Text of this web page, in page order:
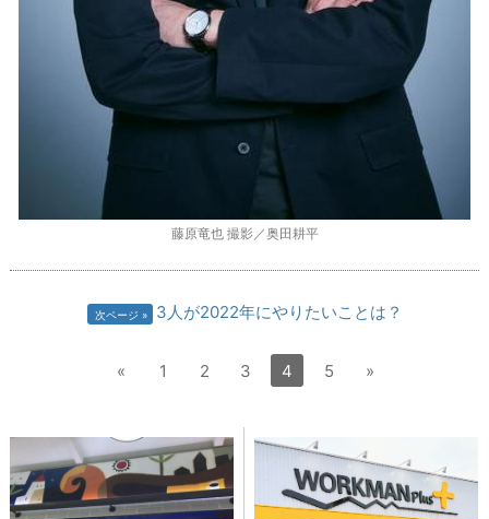
藤原竜也 撮影／奥田耕平
次ページ 3人が2022年にやりたいことは？
« 1 2 3 4 5 »